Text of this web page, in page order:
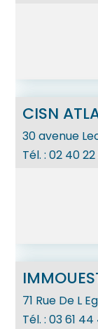
CISN
30 avenue
Tél. :02 40
71 Rue De L
Tél. :03 61 44